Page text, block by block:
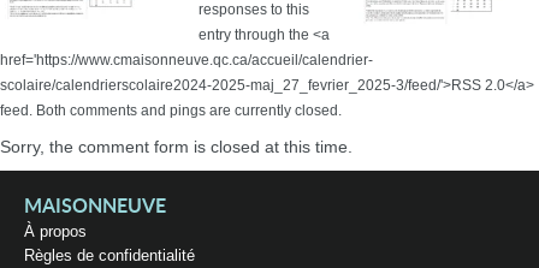
responses to this
entry through the <a
href='https://www.cmaisonneuve.qc.ca/accueil/calendrier-
scolaire/calendrierscolaire2024-2025-maj_27_fevrier_2025-3/feed/'>RSS 2.0</a>
feed. Both comments and pings are currently closed.
Sorry, the comment form is closed at this time.
MAISONNEUVE
À propos
Règles de confidentialité